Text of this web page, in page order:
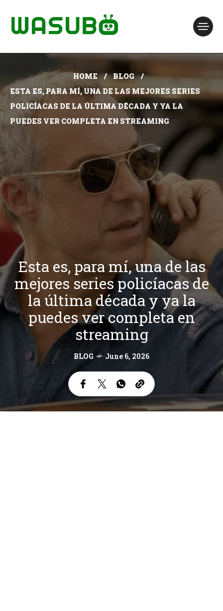
HOME
BLOG
ESTA ES, PARA MÍ, UNA DE LAS MEJORES SERIES
POLICÍACAS DE LA ÚLTIMA DÉCADA Y YA LA
PUEDES VER COMPLETA EN STREAMING
Esta es, para mí, una de las
mejores series policíacas de
la última década y ya la
puedes ver completa en
streaming
BLOG June 6, 2026